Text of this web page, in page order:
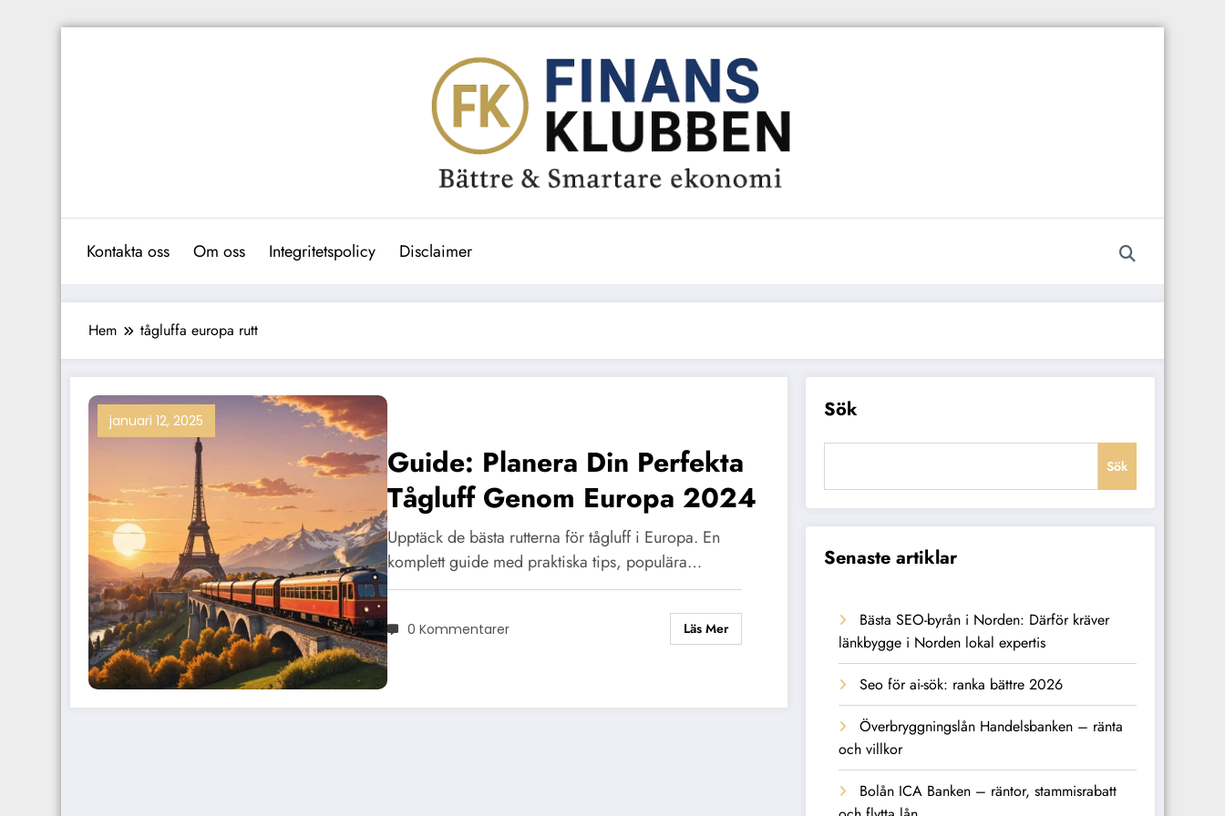
Kontakta oss Om oss Integritetspolicy Disclaimer
Hem tågluffa europa rutt
januari 12, 2025
Guide: Planera Din Perfekta
Tågluff Genom Europa 2024
Upptäck de bästa rutterna för tågluff i Europa. En
komplett guide med praktiska tips, populära…
0 Kommentarer Läs Mer
Sök
Sök
Senaste artiklar
Bästa SEO-byrån i Norden: Därför kräver
länkbygge i Norden lokal expertis
Seo för ai-sök: ranka bättre 2026
Överbryggningslån Handelsbanken – ränta
och villkor
Bolån ICA Banken – räntor, stammisrabatt